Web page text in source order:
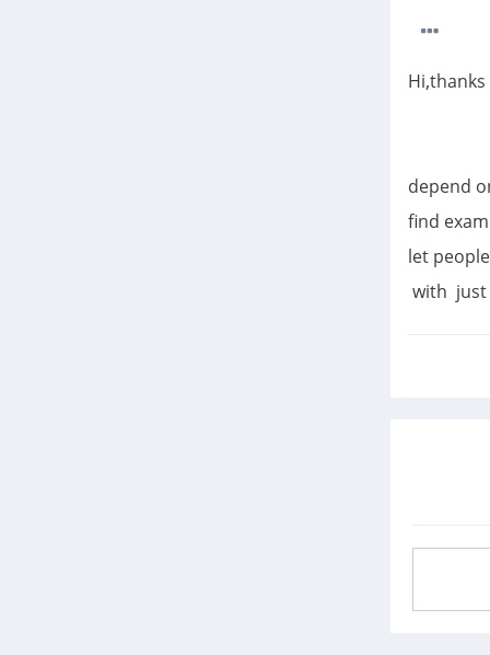
depend
find
let
with just